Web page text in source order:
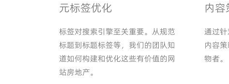
元标签优化
标签对搜索引擎至关重要。从规范
标题到标题标签等，我们的团队知
道如何构建和优化这些有价值的网
站房地产。
内
通过
内容
物者。